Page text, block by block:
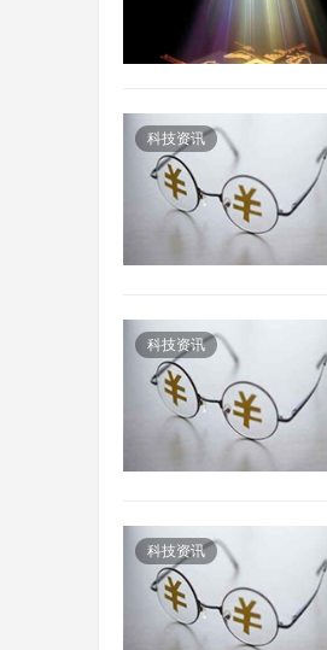
科技资讯
科技资讯
科技资讯